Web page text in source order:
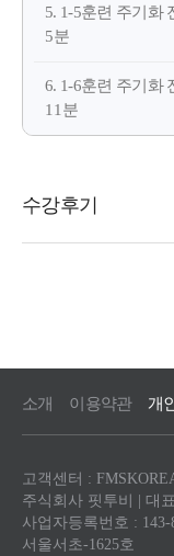
5. 1-5훈련 주기화
5분
6. 1-6훈련 주기화
11분
소개 이용약관 개
고객센터 :
주식회사 핏투비 | 대
사업자등록번호 :
서울서초-1625호